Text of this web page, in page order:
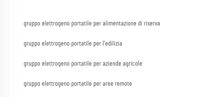
gruppo elettrogeno portatile per alimentazione di riserva
gruppo elettrogeno portatile per l'edilizia
gruppo elettrogeno portatile per aziende agricole
gruppo elettrogeno portatile per aree remote